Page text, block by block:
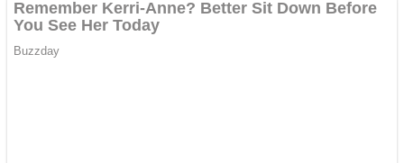
Curatare canapele
Bucuresti. Curatare